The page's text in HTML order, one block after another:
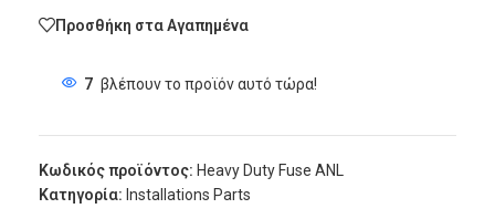
Προσθήκη στα Αγαπημένα
7 βλέπουν το προϊόν αυτό τώρα!
Κωδικός προϊόντος: Heavy Duty Fuse ANL
Κατηγορία: Installations Parts